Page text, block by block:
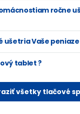
ročne
ušetria Vaše peniaze
tablet ?
všetky tlačové